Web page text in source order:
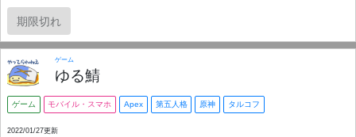
期限切れ
ゲーム
ゆる鯖
ゲーム モバイル・スマホ Apex 第五人格 原神 タルコフ
2022/01/27更新